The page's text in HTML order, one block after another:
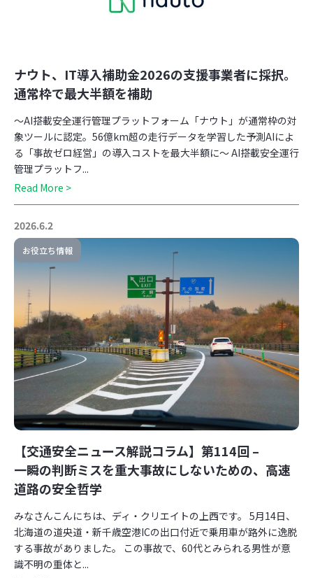
ナウト、IT導入補助金2026の支援事業者に採択。
通常枠で最大半額を補助
～AI搭載安全運行管理プラットフォーム「ナウト」が通常枠の対
象ツールに認定。56億km超の走行データを学習した予測AIによ
る「事故ゼロ経営」の導入コストを最大半額に～ AI搭載安全運行
管理プラットフ...
Read More >
2026.6.2
お役立ち情報
【交通安全ニュース解説コラム】第114回 –
一瞬の判断ミスを重大事故にしないための、高速
道路の安全哲学
みなさんこんにちは、ディ・クリエイトの上西です。 5月14日、
北海道の道央道・新千歳空港ICの出口付近で乗用車が路外に逸脱
する事故がありました。 この事故で、60代とみられる男性が意
識不明の重体と...